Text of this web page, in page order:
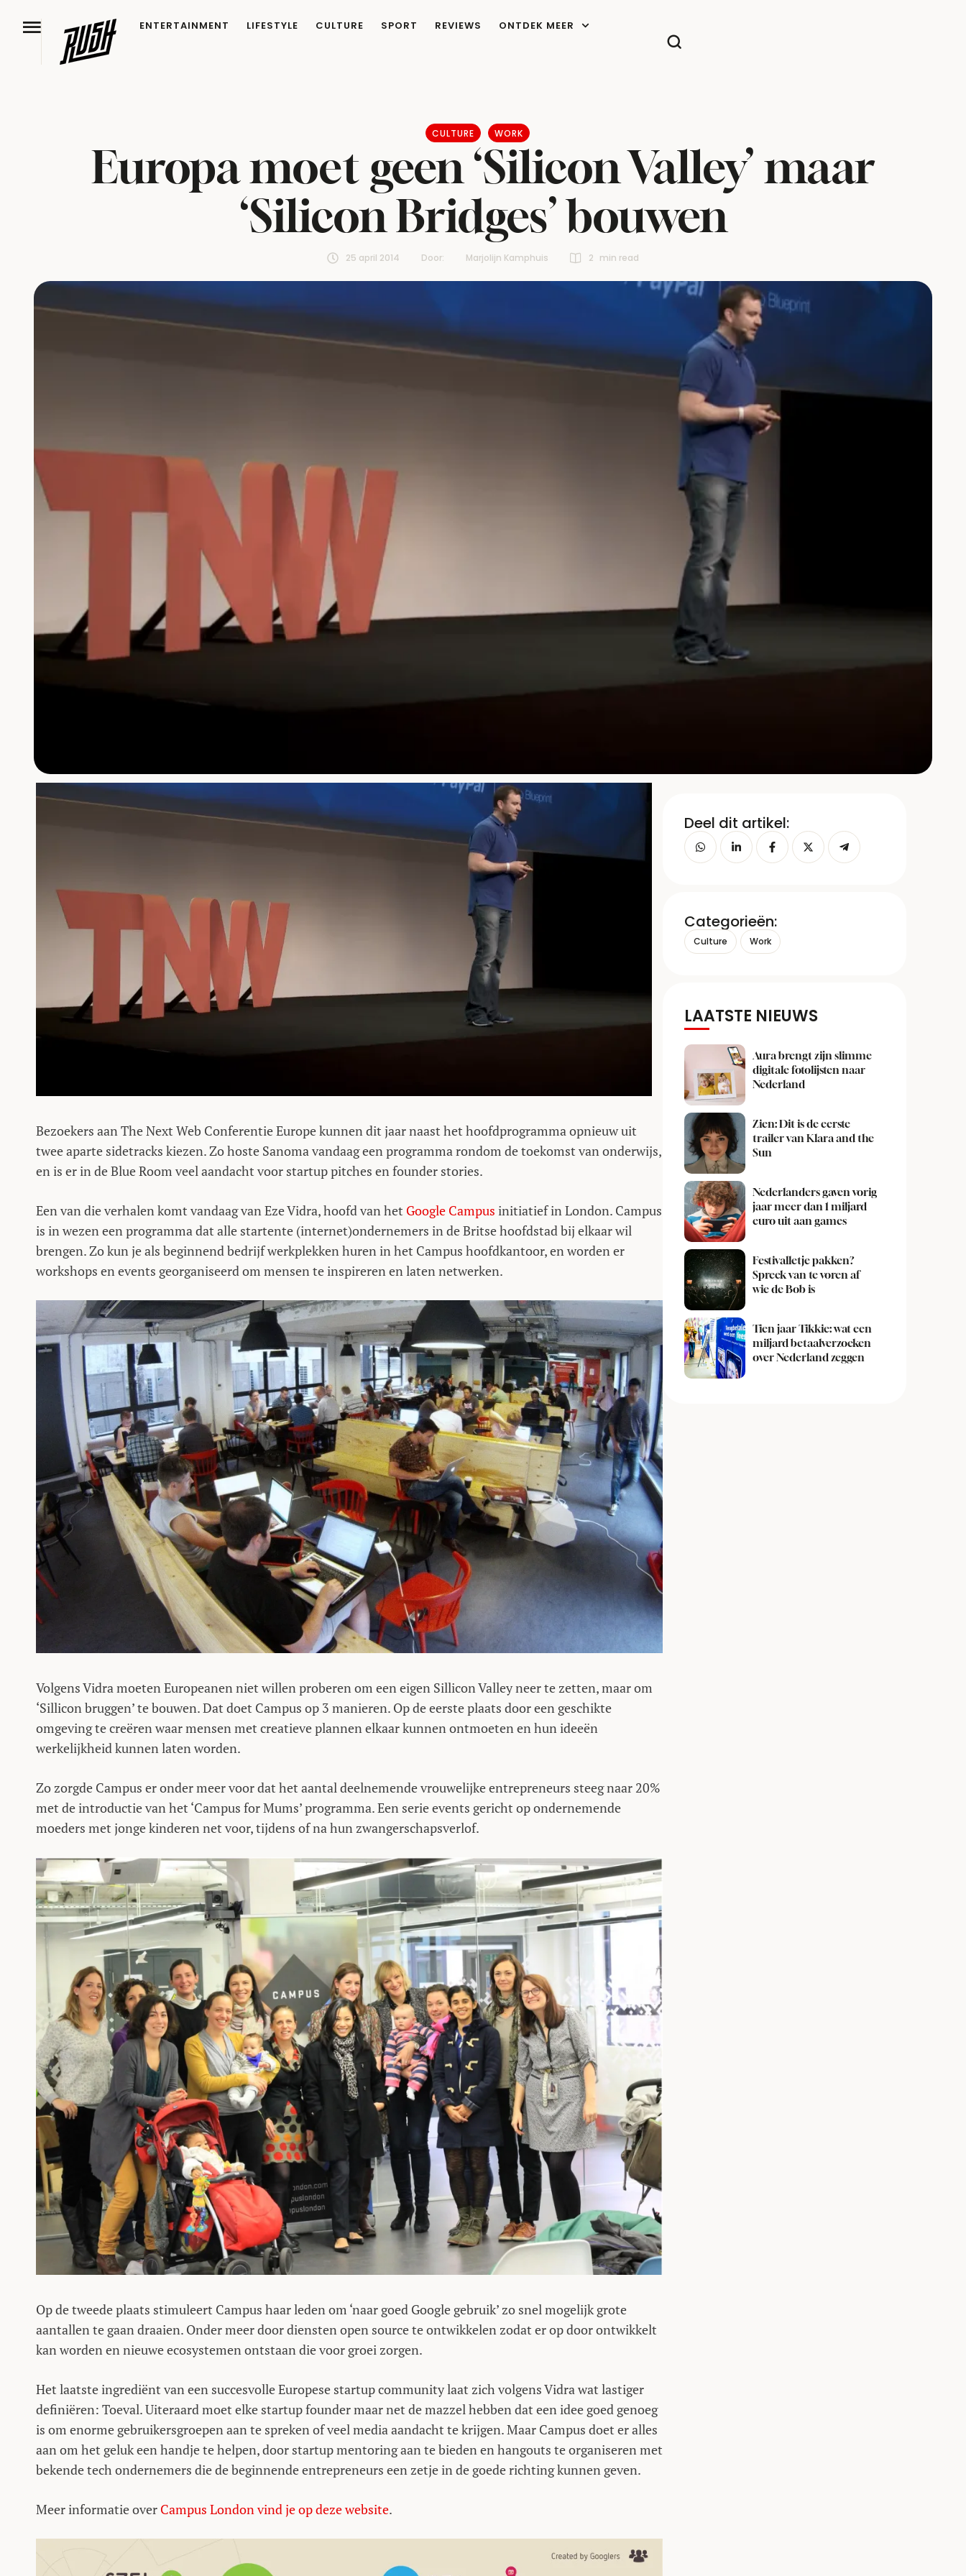
ENTERTAINMENT LIFESTYLE CULTURE SPORT REVIEWS ONTDEK MEER
CULTURE WORK
Europa moet geen ‘Silicon Valley’ maar
‘Silicon Bridges’ bouwen
25 april 2014 Door: Marjolijn Kamphuis 2 min read
Bezoekers aan The Next Web Conferentie Europe kunnen dit jaar naast het hoofdprogramma opnieuw uit
twee aparte sidetracks kiezen. Zo hoste Sanoma vandaag een programma rondom de toekomst van onderwijs,
en is er in de Blue Room veel aandacht voor startup pitches en founder stories.
Een van die verhalen komt vandaag van Eze Vidra, hoofd van het Google Campus initiatief in London. Campus
is in wezen een programma dat alle startente (internet)ondernemers in de Britse hoofdstad bij elkaar wil
brengen. Zo kun je als beginnend bedrijf werkplekken huren in het Campus hoofdkantoor, en worden er
workshops en events georganiseerd om mensen te inspireren en laten netwerken.
Volgens Vidra moeten Europeanen niet willen proberen om een eigen Sillicon Valley neer te zetten, maar om
‘Sillicon bruggen’ te bouwen. Dat doet Campus op 3 manieren. Op de eerste plaats door een geschikte
omgeving te creëren waar mensen met creatieve plannen elkaar kunnen ontmoeten en hun ideeën
werkelijkheid kunnen laten worden.
Zo zorgde Campus er onder meer voor dat het aantal deelnemende vrouwelijke entrepreneurs steeg naar 20%
met de introductie van het ‘Campus for Mums’ programma. Een serie events gericht op ondernemende
moeders met jonge kinderen net voor, tijdens of na hun zwangerschapsverlof.
Op de tweede plaats stimuleert Campus haar leden om ‘naar goed Google gebruik’ zo snel mogelijk grote
aantallen te gaan draaien. Onder meer door diensten open source te ontwikkelen zodat er op door ontwikkelt
kan worden en nieuwe ecosystemen ontstaan die voor groei zorgen.
Het laatste ingrediënt van een succesvolle Europese startup community laat zich volgens Vidra wat lastiger
definiëren: Toeval. Uiteraard moet elke startup founder maar net de mazzel hebben dat een idee goed genoeg
is om enorme gebruikersgroepen aan te spreken of veel media aandacht te krijgen. Maar Campus doet er alles
aan om het geluk een handje te helpen, door startup mentoring aan te bieden en hangouts te organiseren met
bekende tech ondernemers die de beginnende entrepreneurs een zetje in de goede richting kunnen geven.
Meer informatie over Campus London vind je op deze website.
Deel dit artikel:
Categorieën:
Culture Work
LAATSTE NIEUWS
Aura brengt zijn slimme
digitale fotolijsten naar
Nederland
Zien: Dit is de eerste
trailer van Klara and the
Sun
Nederlanders gaven vorig
jaar meer dan 1 miljard
euro uit aan games
Festivalletje pakken?
Spreek van te voren af
wie de Bob is
Tien jaar Tikkie: wat een
miljard betaalverzoeken
over Nederland zeggen